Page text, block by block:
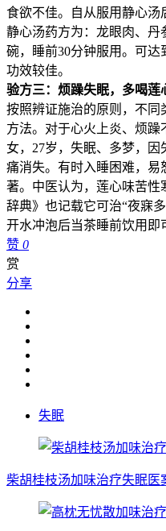
食欲不佳。自从服用静心汤
静心汤药方为：龙眼肉、丹
碗，睡前30分钟服用。可
功效较佳。
验方三：烦躁失眠，多喝莲
按照辨证施治的原则，不
方法。对于心火上炎、烦躁
女，27岁，失眠、多梦，因
痛消失。有时入睡困难，易
著。中医认为，莲心味苦性
辞典》也记载它可治“夜寐
开水冲泡后当茶睡前饮用即
赞 0
赏
分享
失眠
柴胡桂枝汤加味治疗失眠医